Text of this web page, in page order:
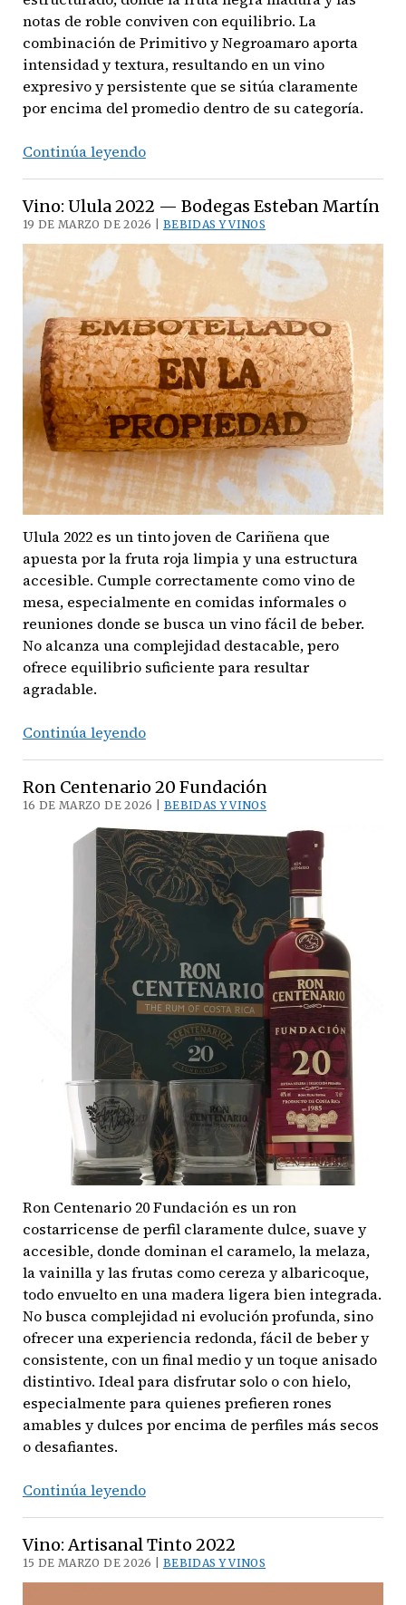
notas de roble conviven con equilibrio. La
combinación de Primitivo y Negroamaro aporta
intensidad y textura, resultando en un vino
expresivo y persistente que se sitúa claramente
por encima del promedio dentro de su categoría.
Continúa leyendoVino:
Giangirolamo
2020
Vino: Ulula 2022 — Bodegas Esteban Martín
19 DE MARZO DE 2026 | BEBIDAS Y VINOS
Ulula 2022 es un tinto joven de Cariñena que
apuesta por la fruta roja limpia y una estructura
accesible. Cumple correctamente como vino de
mesa, especialmente en comidas informales o
reuniones donde se busca un vino fácil de beber.
No alcanza una complejidad destacable, pero
ofrece equilibrio suficiente para resultar
agradable.
Continúa leyendoVino:
—
Bodegas
Esteban
Martín
Ron Centenario 20 Fundación
16 DE MARZO DE 2026 | BEBIDAS Y VINOS
Ron Centenario 20 Fundación es un ron
costarricense de perfil claramente dulce, suave y
accesible, donde dominan el caramelo, la melaza,
la vainilla y las frutas como cereza y albaricoque,
todo envuelto en una madera ligera bien integrada.
No busca complejidad ni evolución profunda, sino
ofrecer una experiencia redonda, fácil de beber y
consistente, con un final medio y un toque anisado
distintivo. Ideal para disfrutar solo o con hielo,
especialmente para quienes prefieren rones
amables y dulces por encima de perfiles más secos
o desafiantes.
Continúa leyendoRon
Fundación
Vino: Artisanal Tinto 2022
15 DE MARZO DE 2026 | BEBIDAS Y VINOS